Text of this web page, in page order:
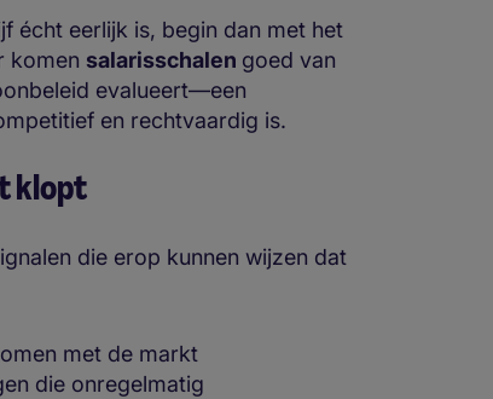
écht eerlijk is, begin dan met het
komen salarisschalen goed van
evalueert—een
en rechtvaardig is.
klopt
die erop kunnen wijzen dat
met de markt
die onregelmatig